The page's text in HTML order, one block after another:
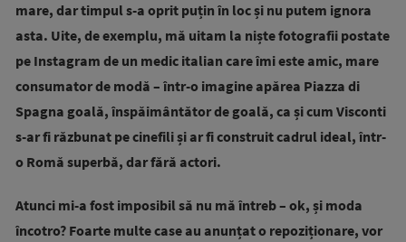
mare, dar timpul s-a oprit puțin în loc și nu putem ignora
asta. Uite, de exemplu, mă uitam la niște fotografii postate
pe Instagram de un medic italian care îmi este amic, mare
consumator de modă – într-o imagine apărea Piazza di
Spagna goală, înspăimântător de goală, ca și cum Visconti
s-ar fi răzbunat pe cinefili și ar fi construit cadrul ideal, într-
o Romă superbă, dar fără actori.
Atunci mi-a fost imposibil să nu mă întreb – ok, și moda
încotro? Foarte multe case au anunțat o repoziționare, vor